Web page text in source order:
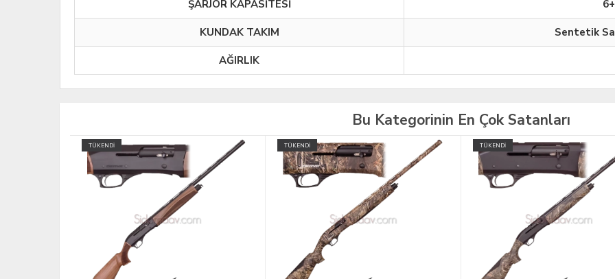
ŞARJÖR KAPASİTESİ
KUNDAK TAKIM Sentetik
AĞIRLIK
Bu Kategorinin En Çok Satanları
TÜKENDİ TÜKENDİ TÜKENDİ